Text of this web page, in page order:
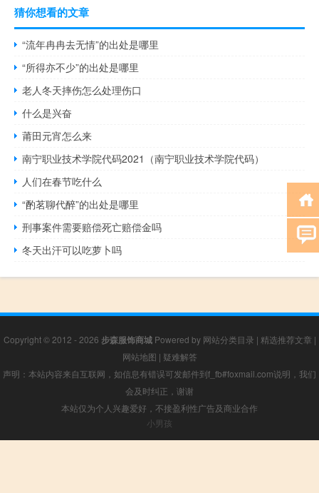
猜你想看的文章
“流年冉冉去无情”的出处是哪里
“所得亦不少”的出处是哪里
老人冬天摔伤怎么处理伤口
什么是兴奋
莆田元宵怎么来
南宁职业技术学院代码2021（南宁职业技术学院代码）
人们在春节吃什么
“酌茗聊代醉”的出处是哪里
刑事案件需要赔偿死亡赔偿金吗
冬天出汗可以吃萝卜吗
Copyright © 2012 - 2026 步森服饰商城Powered by 网站分类目录 | 精选推荐文章 |
网站地图 | 疑难解答
声明：本站内容来自互联网，如信息有错误可发邮件到f_fb#foxmail.com说明，我们
会及时纠正，谢谢
本站仅为个人兴趣爱好，不接盈利性广告及商业合作
小男孩